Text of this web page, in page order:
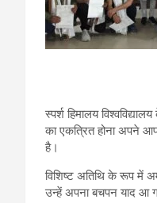
स्पर्श हिमालय
का एकत्रित होना अपने
है।
विशिष्ट अतिथि के रूप में
उन्हें अपना बचपन याद आ